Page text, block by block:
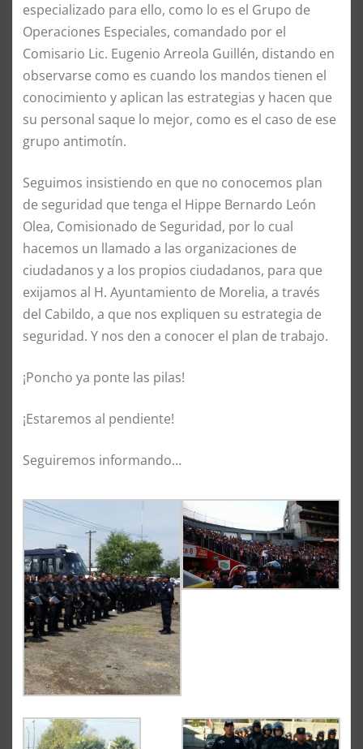
especializado para ello, como lo es el Grupo de
Operaciones Especiales, comandado por el
Comisario Lic. Eugenio Arreola Guillén, distando en
observarse como es cuando los mandos tienen el
conocimiento y aplican las estrategias y hacen que
su personal saque lo mejor, como es el caso de ese
grupo antimotín.
Seguimos insistiendo en que no conocemos plan
de seguridad que tenga el Hippe Bernardo León
Olea, Comisionado de Seguridad, por lo cual
hacemos un llamado a las organizaciones de
ciudadanos y a los propios ciudadanos, para que
exijamos al H. Ayuntamiento de Morelia, a través
del Cabildo, a que nos expliquen su estrategia de
seguridad. Y nos den a conocer el plan de trabajo.
¡Poncho ya ponte las pilas!
¡Estaremos al pendiente!
Seguiremos informando…